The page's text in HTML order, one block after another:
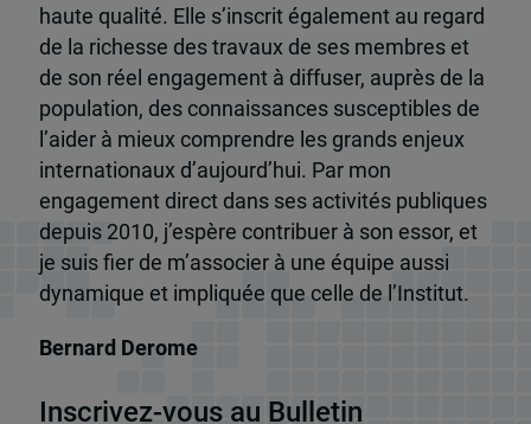
haute qualité. Elle s’inscrit également au regard
de la richesse des travaux de ses membres et
de son réel engagement à diffuser, auprès de la
population, des connaissances susceptibles de
l’aider à mieux comprendre les grands enjeux
internationaux d’aujourd’hui. Par mon
engagement direct dans ses activités publiques
depuis 2010, j’espère contribuer à son essor, et
je suis fier de m’associer à une équipe aussi
dynamique et impliquée que celle de l’Institut.
Bernard Derome
Inscrivez-vous au Bulletin